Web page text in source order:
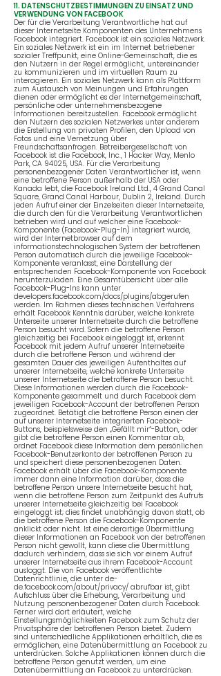
11. DATENSCHUTZBESTIMMUNGEN ZU EINSATZ UND
VERWENDUNG VON FACEBOOK
Der für die Verarbeitung Verantwortliche hat auf
dieser Internetseite Komponenten des Unternehmens
Facebook integriert. Facebook ist ein soziales Netzwerk.
Ein soziales Netzwerk ist ein im Internet betriebener
sozialer Treffpunkt, eine Online-Gemeinschaft, die es
den Nutzern in der Regel ermöglicht, untereinander
zu kommunizieren und im virtuellen Raum zu
interagieren. Ein soziales Netzwerk kann als Plattform
zum Austausch von Meinungen und Erfahrungen
dienen oder ermöglicht es der Internetgemeinschaft,
persönliche oder unternehmensbezogene
Informationen bereitzustellen. Facebook ermöglicht
den Nutzern des sozialen Netzwerkes unter anderem
die Erstellung von privaten Profilen, den Upload von
Fotos und eine Vernetzung über
Freundschaftsanfragen. Betreibergesellschaft von
Facebook ist die Facebook, Inc., 1 Hacker Way, Menlo
Park, CA 94025, USA. Für die Verarbeitung
personenbezogener Daten Verantwortlicher ist, wenn
eine betroffene Person außerhalb der USA oder
Kanada lebt, die Facebook Ireland Ltd., 4 Grand Canal
Square, Grand Canal Harbour, Dublin 2, Ireland. Durch
jeden Aufruf einer der Einzelseiten dieser Internetseite,
die durch den für die Verarbeitung Verantwortlichen
betrieben wird und auf welcher eine Facebook-
Komponente (Facebook-Plug-In) integriert wurde,
wird der Internetbrowser auf dem
informationstechnologischen System der betroffenen
Person automatisch durch die jeweilige Facebook-
Komponente veranlasst, eine Darstellung der
entsprechenden Facebook-Komponente von Facebook
herunterzuladen. Eine Gesamtübersicht über alle
Facebook-Plug-Ins kann unter
developers.facebook.com/docs/plugins/abgerufen
werden. Im Rahmen dieses technischen Verfahrens
erhält Facebook Kenntnis darüber, welche konkrete
Unterseite unserer Internetseite durch die betroffene
Person besucht wird. Sofern die betroffene Person
gleichzeitig bei Facebook eingeloggt ist, erkennt
Facebook mit jedem Aufruf unserer Internetseite
durch die betroffene Person und während der
gesamten Dauer des jeweiligen Aufenthaltes auf
unserer Internetseite, welche konkrete Unterseite
unserer Internetseite die betroffene Person besucht.
Diese Informationen werden durch die Facebook-
Komponente gesammelt und durch Facebook dem
jeweiligen Facebook-Account der betroffenen Person
zugeordnet. Betätigt die betroffene Person einen der
auf unserer Internetseite integrierten Facebook-
Buttons, beispielsweise den „Gefällt mir“-Button, oder
gibt die betroffene Person einen Kommentar ab,
ordnet Facebook diese Information dem persönlichen
Facebook-Benutzerkonto der betroffenen Person zu
und speichert diese personenbezogenen Daten.
Facebook erhält über die Facebook-Komponente
immer dann eine Information darüber, dass die
betroffene Person unsere Internetseite besucht hat,
wenn die betroffene Person zum Zeitpunkt des Aufrufs
unserer Internetseite gleichzeitig bei Facebook
eingeloggt ist; dies findet unabhängig davon statt, ob
die betroffene Person die Facebook-Komponente
anklickt oder nicht. Ist eine derartige Übermittlung
dieser Informationen an Facebook von der betroffenen
Person nicht gewollt, kann diese die Übermittlung
dadurch verhindern, dass sie sich vor einem Aufruf
unserer Internetseite aus ihrem Facebook-Account
ausloggt. Die von Facebook veröffentlichte
Datenrichtlinie, die unter de-
de.facebook.com/about/privacy/ abrufbar ist, gibt
Aufschluss über die Erhebung, Verarbeitung und
Nutzung personenbezogener Daten durch Facebook.
Ferner wird dort erläutert, welche
Einstellungsmöglichkeiten Facebook zum Schutz der
Privatsphäre der betroffenen Person bietet. Zudem
sind unterschiedliche Applikationen erhältlich, die es
ermöglichen, eine Datenübermittlung an Facebook zu
unterdrücken. Solche Applikationen können durch die
betroffene Person genutzt werden, um eine
Datenübermittlung an Facebook zu unterdrücken.